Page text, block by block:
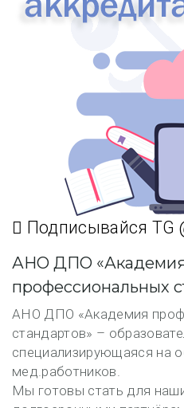
Подписывайся TG
АНО ДПО
профессиональных
АНО ДПО «Академия
стандартов» –
специализирующаяся на
мед.работников.
Мы готовы стать для